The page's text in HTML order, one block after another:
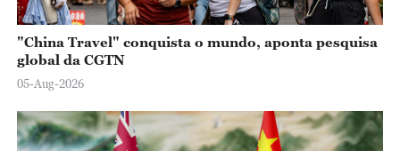
"China Travel" conquista o mundo, aponta pesquisa
global da CGTN
05-Aug-2026